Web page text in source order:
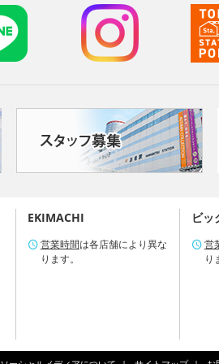
EKIMACHI
営業時間は各店舗により異な
ります。
ビッ
営
り